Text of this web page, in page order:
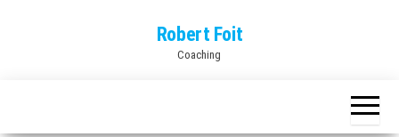
Robert Foit
Coaching